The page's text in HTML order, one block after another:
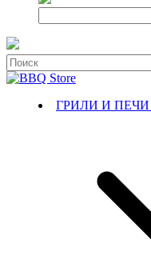
ГРИЛИ И ПЕЧИ